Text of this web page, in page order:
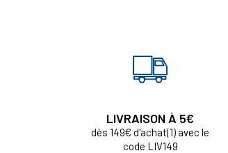
LIVRAISON À 5€
dès 149€ d'achat(1) avec le
code LIV149